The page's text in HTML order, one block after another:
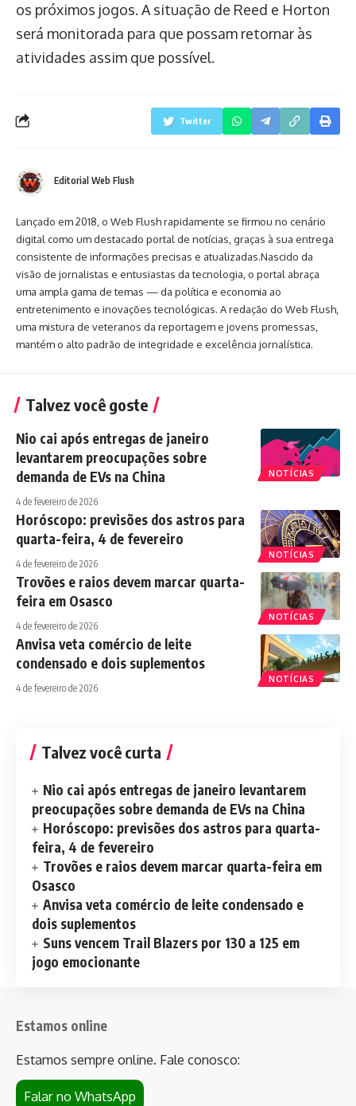
os próximos jogos. A situação de Reed e Horton
será monitorada para que possam retornar às
atividades assim que possível.
Twitter
Editorial Web Flush
Lançado em 2018, o Web Flush rapidamente se firmou no cenário
digital como um destacado portal de notícias, graças à sua entrega
consistente de informações precisas e atualizadas.Nascido da
visão de jornalistas e entusiastas da tecnologia, o portal abraça
uma ampla gama de temas — da política e economia ao
entretenimento e inovações tecnológicas. A redação do Web Flush,
uma mistura de veteranos da reportagem e jovens promessas,
mantém o alto padrão de integridade e excelência jornalística.
Talvez você goste
NOTÍCIAS
Nio cai após entregas de janeiro
levantarem preocupações sobre
demanda de EVs na China
4 de fevereiro de 2026
NOTÍCIAS
Horóscopo: previsões dos astros para
quarta-feira, 4 de fevereiro
4 de fevereiro de 2026
NOTÍCIAS
Trovões e raios devem marcar quarta-
feira em Osasco
4 de fevereiro de 2026
NOTÍCIAS
Anvisa veta comércio de leite
condensado e dois suplementos
4 de fevereiro de 2026
Talvez você curta
Nio cai após entregas de janeiro levantarem
preocupações sobre demanda de EVs na China
Horóscopo: previsões dos astros para quarta-
feira, 4 de fevereiro
Trovões e raios devem marcar quarta-feira em
Osasco
Anvisa veta comércio de leite condensado e
dois suplementos
Suns vencem Trail Blazers por 130 a 125 em
jogo emocionante
Estamos online
Estamos sempre online. Fale conosco:
Falar no WhatsApp